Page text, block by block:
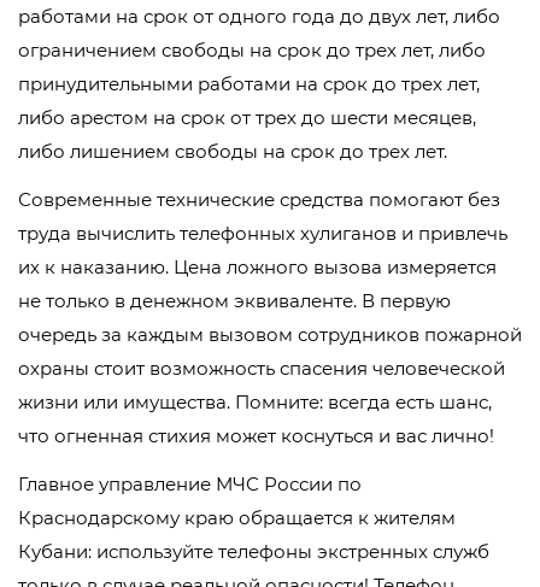
работами на срок от одного года до двух лет, либо
ограничением свободы на срок до трех лет, либо
принудительными работами на срок до трех лет,
либо арестом на срок от трех до шести месяцев,
либо лишением свободы на срок до трех лет.
Современные технические средства помогают без
труда вычислить телефонных хулиганов и привлечь
их к наказанию. Цена ложного вызова измеряется
не только в денежном эквиваленте. В первую
очередь за каждым вызовом сотрудников пожарной
охраны стоит возможность спасения человеческой
жизни или имущества. Помните: всегда есть шанс,
что огненная стихия может коснуться и вас лично!
Главное управление МЧС России по
Краснодарскому краю обращается к жителям
Кубани: используйте телефоны экстренных служб